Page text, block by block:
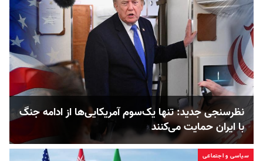
نظرسنجی جدید: تنها یک‌سوم آمریکایی‌ها از ادامه جنگ
با ایران حمایت می‌کنند
سیاسی و اجتماعی